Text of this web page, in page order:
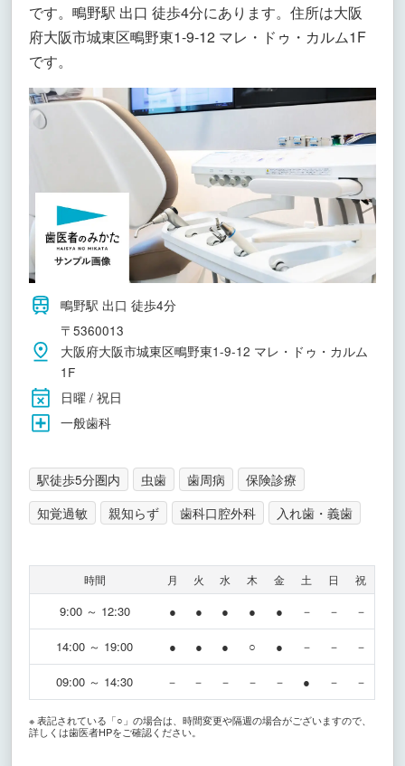
です。鴫野駅 出口 徒歩4分にあります。住所は大阪
府大阪市城東区鴫野東1-9-12 マレ・ドゥ・カルム1F
です。
鴫野駅 出口 徒歩4分
〒5360013
大阪府大阪市城東区鴫野東1-9-12 マレ・ドゥ・カルム
1F
日曜 / 祝日
一般歯科
駅徒歩5分圏内 虫歯 歯周病
保険診療
知覚過敏
親知らず 歯科口腔外科 入れ歯・義歯
時間 月 火 水 木 金 土 日 祝
9:00 ～ 12:30 ● ● ● ● ● － － －
14:00 ～ 19:00 ● ● ● ○ ● － － －
09:00 ～ 14:30 － － － － － ● － －
※ 表記されている「○」の場合は、時間変更や隔週の場合がございますので、
詳しくは歯医者HPをご確認ください。